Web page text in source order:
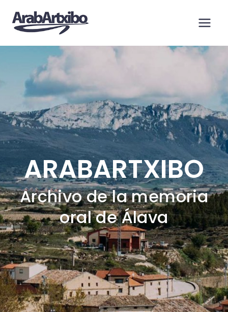
contenido
ARABARTXIBO
Archivo de la memoria
oral de Álava